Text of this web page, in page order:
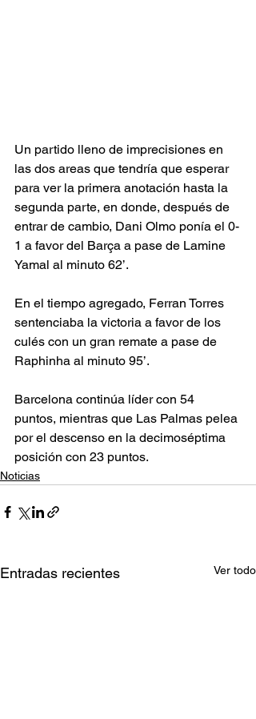
Un partido lleno de imprecisiones en
las dos areas que tendría que esperar
para ver la primera anotación hasta la
segunda parte, en donde, después de
entrar de cambio, Dani Olmo ponía el 0-
1 a favor del Barça a pase de Lamine
Yamal al minuto 62’.
En el tiempo agregado, Ferran Torres
sentenciaba la victoria a favor de los
culés con un gran remate a pase de
Raphinha al minuto 95’.
Barcelona continúa líder con 54
puntos, mientras que Las Palmas pelea
por el descenso en la decimoséptima
posición con 23 puntos.
Noticias
Entradas recientes Ver todo